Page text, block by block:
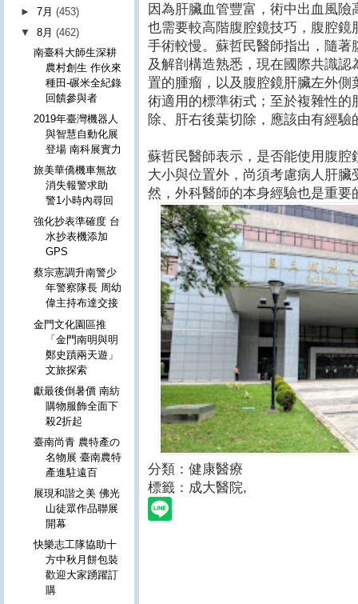
因為肝臟血管豐富，術中出血風
也需要較高階腹腔鏡技巧，腹腔
手術較慢。蘇哲民醫師指出，隨
及解剖構造熟悉，現在國際共識
置的腫瘤，以及腹腔鏡肝臟左外
術適用的標準術式；至於複雜性
除、肝右後葉切除，應該由有經驗
蘇哲民醫師表示，是否能使用腹
大小與位置外，尚須考慮病人肝
然，外科醫師的本身經驗也是重要
分類：健康醫療
標籤：成大醫院,
►7月(453)
▼8月(462)
南臺科大師生深耕
農村創生 作伙來
種田-碾米全紀錄
回饋參與者
2019年臺灣機器人
與智慧自動化展
登場 南科展實力
旅美華僑機車無故
消失報警求助
警1小時內尋回
強化抄表準確度 台
水抄表機添加
GPS
蔡宗憲調升南警少
年警察隊長 周幼
偉主持布達交接
金門文化園區推
「金門南明與明
鄭史蹟兩天遊」
文旅探索
獻最後倒暑價 南紡
購物服飾全面下
殺2折起
臺南尚青 農特產の
名物展 臺南農特
產進駐遠百
展現和諧之美 佛光
山徒眾作品聯展
開幕
快樂志工隊協助十
方中秋月餅包裝
歡迎大家踴躍訂
購